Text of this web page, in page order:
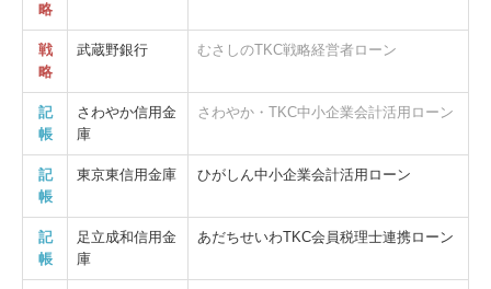
略
戦
略
武蔵野銀行 むさしのTKC戦略経営者ローン
記
帳
さわやか信用金
庫
さわやか・TKC中小企業会計活用ローン
記
帳
東京東信用金庫 ひがしん中小企業会計活用ローン
記
帳
足立成和信用金
庫
あだちせいわTKC会員税理士連携ローン